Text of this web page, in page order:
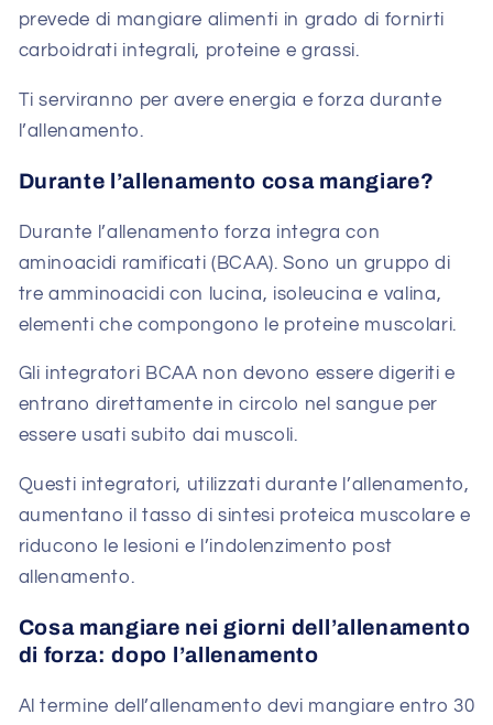
prevede di mangiare alimenti in grado di fornirti
carboidrati integrali, proteine e grassi.
Ti serviranno per avere energia e forza durante
l’allenamento.
Durante l’allenamento cosa mangiare?
Durante l’allenamento forza integra con
aminoacidi ramificati (BCAA). Sono un gruppo di
tre amminoacidi con lucina, isoleucina e valina,
elementi che compongono le proteine muscolari.
Gli integratori BCAA non devono essere digeriti e
entrano direttamente in circolo nel sangue per
essere usati subito dai muscoli.
Questi integratori, utilizzati durante l’allenamento,
aumentano il tasso di sintesi proteica muscolare e
riducono le lesioni e l’indolenzimento post
allenamento.
Cosa mangiare nei giorni dell’allenamento
di forza: dopo l’allenamento
Al termine dell’allenamento devi mangiare entro 30